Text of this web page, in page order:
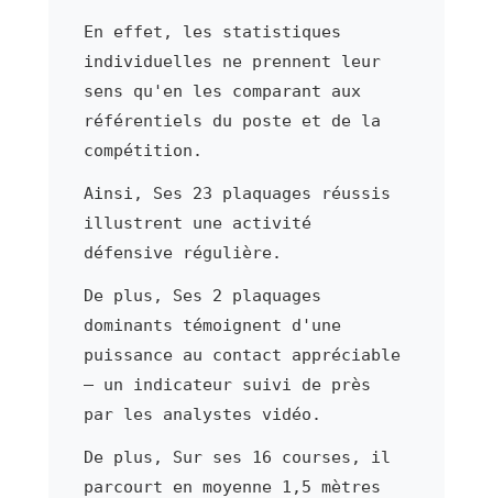
En effet, les statistiques
individuelles ne prennent leur
sens qu'en les comparant aux
référentiels du poste et de la
compétition.
Ainsi, Ses 23 plaquages réussis
illustrent une activité
défensive régulière.
De plus, Ses 2 plaquages
dominants témoignent d'une
puissance au contact appréciable
— un indicateur suivi de près
par les analystes vidéo.
De plus, Sur ses 16 courses, il
parcourt en moyenne 1,5 mètres